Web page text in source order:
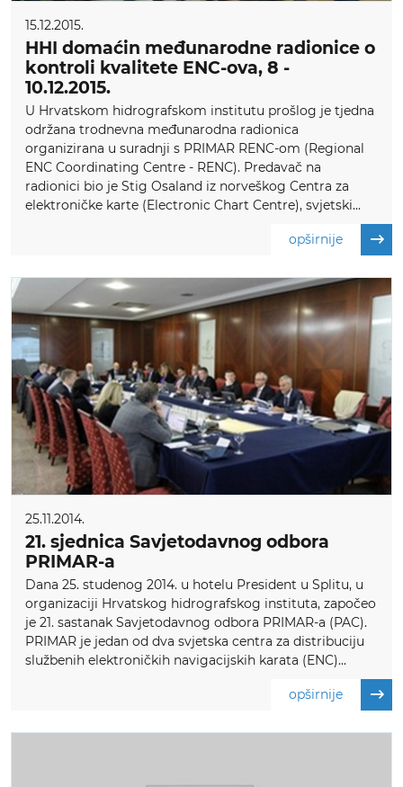
15.12.2015.
HHI domaćin međunarodne radionice o
kontroli kvalitete ENC-ova, 8 -
10.12.2015.
U Hrvatskom hidrografskom institutu prošlog je tjedna
održana trodnevna međunarodna radionica
organizirana u suradnji s PRIMAR RENC-om (Regional
ENC Coordinating Centre - RENC). Predavač na
radionici bio je Stig Osaland iz norveškog Centra za
elektroničke karte (Electronic Chart Centre), svjetski...
opširnije
25.11.2014.
21. sjednica Savjetodavnog odbora
PRIMAR-a
Dana 25. studenog 2014. u hotelu President u Splitu, u
organizaciji Hrvatskog hidrografskog instituta, započeo
je 21. sastanak Savjetodavnog odbora PRIMAR-a (PAC).
PRIMAR je jedan od dva svjetska centra za distribuciju
službenih elektroničkih navigacijskih karata (ENC)...
opširnije